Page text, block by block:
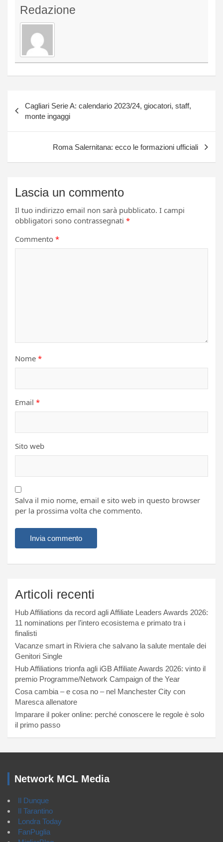
Redazione
articoli
Cagliari Serie A: calendario 2023/24, giocatori, staff,
monte ingaggi
Roma Salernitana: ecco le formazioni ufficiali
Lascia un commento
Il tuo indirizzo email non sarà pubblicato. I campi
obbligatori sono contrassegnati *
Commento *
Nome *
Email *
Sito web
Salva il mio nome, email e sito web in questo browser
per la prossima volta che commento.
Articoli recenti
Hub Affiliations da record agli Affiliate Leaders Awards 2026:
11 nominations per l’intero ecosistema e primato tra i
finalisti
Vacanze smart in Riviera che salvano la salute mentale dei
Genitori Single
Hub Affiliations trionfa agli iGB Affiliate Awards 2026: vinto il
premio Programme/Network Campaign of the Year
Cosa cambia – e cosa no – nel Manchester City con
Maresca allenatore
Imparare il poker online: perché conoscere le regole è solo
il primo passo
Network MCL Media
Il Dunque
Il Tarantino
Londra Today
FanPuglia